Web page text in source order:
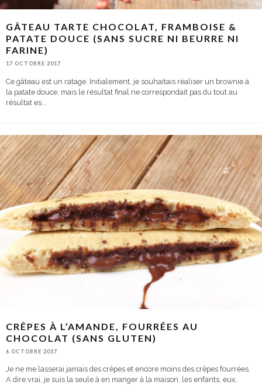
GÂTEAU TARTE CHOCOLAT, FRAMBOISE &
PATATE DOUCE (SANS SUCRE NI BEURRE NI
FARINE)
17 OCTOBRE 2017
Ce gâteau est un ratage. Initialement, je souhaitais réaliser un brownie à
la patate douce, mais le résultat final ne correspondait pas du tout au
résultat es
CRÊPES À L’AMANDE, FOURRÉES AU
CHOCOLAT (SANS GLUTEN)
6 OCTOBRE 2017
Je ne me lasserai jamais des crêpes et encore moins des crêpes fourrées.
A dire vrai, je suis la seule à en manger à la maison, les enfants, eux,